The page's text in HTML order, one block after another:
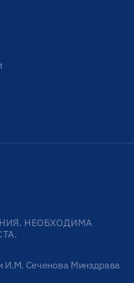
НЕОБХОДИМА
Сеченова Минздрава